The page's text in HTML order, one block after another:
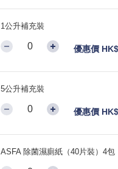
1公升補充裝
優惠價
5公升補充裝
優惠價
ASFA 除菌濕廁紙（40片裝）4包